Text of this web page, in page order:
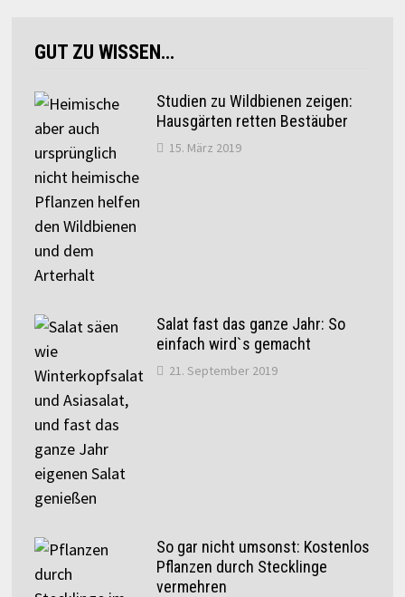
GUT ZU WISSEN…
Studien zu Wildbienen zeigen:
Hausgärten retten Bestäuber
15. März 2019
Salat fast das ganze Jahr: So
einfach wird`s gemacht
21. September 2019
So gar nicht umsonst: Kostenlos
Pflanzen durch Stecklinge
vermehren